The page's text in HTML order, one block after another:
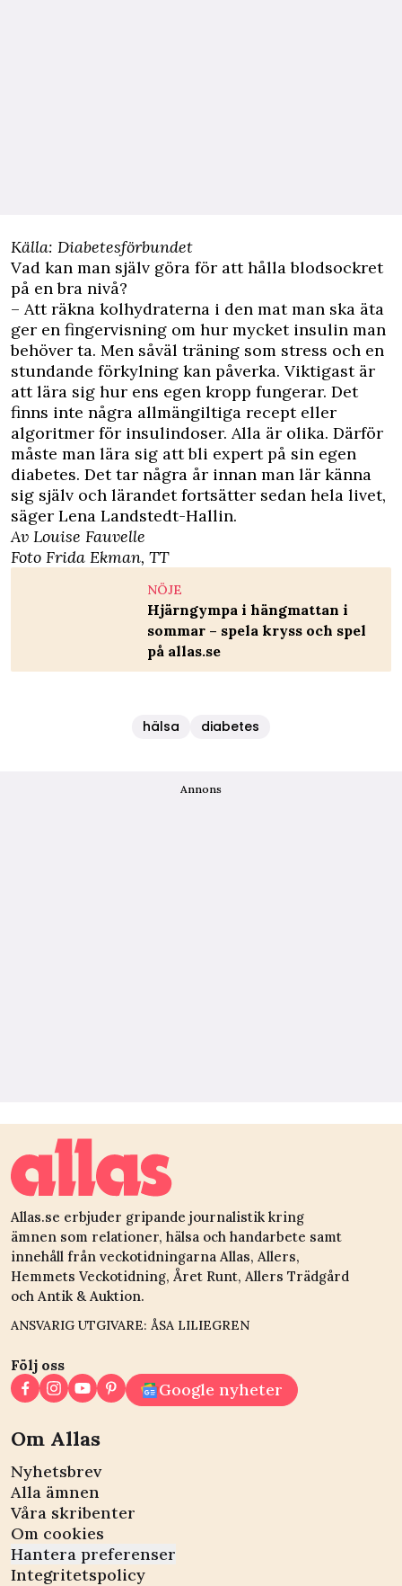
Källa: Diabetesförbundet
Vad kan man själv göra för att hålla blodsockret
på en bra nivå?
– Att räkna kolhydraterna i den mat man ska äta
ger en fingervisning om hur mycket insulin man
behöver ta. Men såväl träning som stress och en
stundande förkylning kan påverka. Viktigast är
att lära sig hur ens egen kropp fungerar. Det
finns inte några allmängiltiga recept eller
algoritmer för insulindoser. Alla är olika. Därför
måste man lära sig att bli expert på sin egen
diabetes. Det tar några år innan man lär känna
sig själv och lärandet fortsätter sedan hela livet,
säger Lena Landstedt-Hallin.
Av Louise Fauvelle
Foto Frida Ekman, TT
NÖJE
Hjärngympa i hängmattan i
sommar – spela kryss och spel
på allas.se
hälsa diabetes
Annons
Allas.se erbjuder gripande journalistik kring
ämnen som relationer, hälsa och handarbete samt
innehåll från veckotidningarna Allas, Allers,
Hemmets Veckotidning, Året Runt, Allers Trädgård
och Antik & Auktion.
ANSVARIG UTGIVARE: ÅSA LILIEGREN
Följ oss
Google nyheter
Om Allas
Nyhetsbrev
Alla ämnen
Våra skribenter
Om cookies
Hantera preferenser
Integritetspolicy